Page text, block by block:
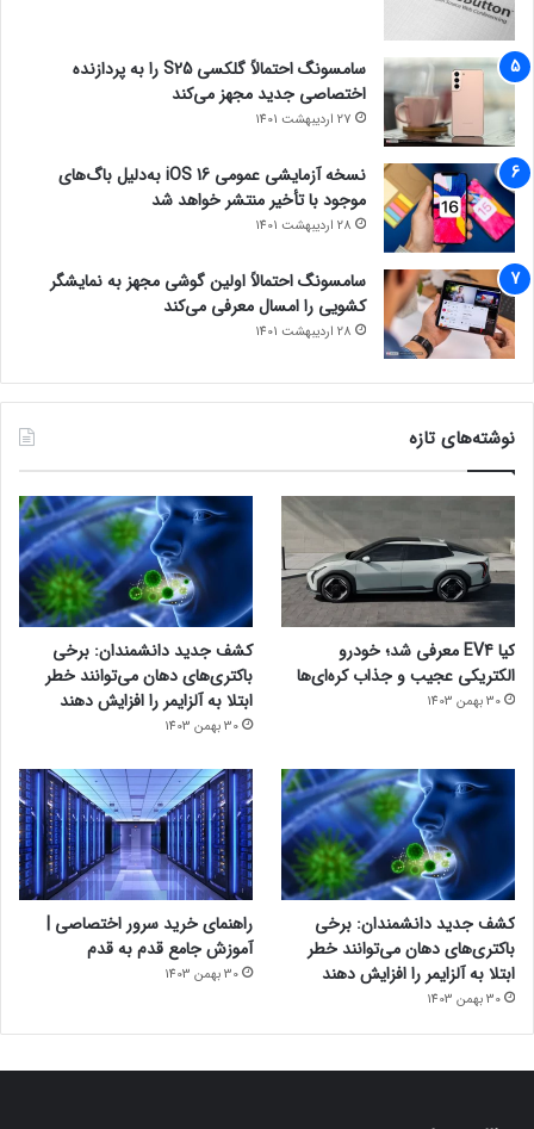
سامسونگ احتمالاً گلکسی S25 را به پردازنده
اختصاصی جدید مجهز می‌کند
27 اردیبهشت 1401
نسخه آزمایشی عمومی iOS 16 به‌دلیل باگ‌های
موجود با تأخیر منتشر خواهد شد
28 اردیبهشت 1401
سامسونگ احتمالاً اولین گوشی مجهز به نمایشگر
کشویی را امسال معرفی می‌کند
28 اردیبهشت 1401
نوشته‌های تازه
کیا EV4 معرفی شد؛ خودرو
الکتریکی عجیب و جذاب کره‌ای‌ها
30 بهمن 1403
کشف جدید دانشمندان: برخی
باکتری‌های دهان می‌توانند خطر
ابتلا به آلزایمر را افزایش دهند
30 بهمن 1403
کشف جدید دانشمندان: برخی
باکتری‌های دهان می‌توانند خطر
ابتلا به آلزایمر را افزایش دهند
30 بهمن 1403
راهنمای خرید سرور اختصاصی |
آموزش جامع قدم به قدم
30 بهمن 1403